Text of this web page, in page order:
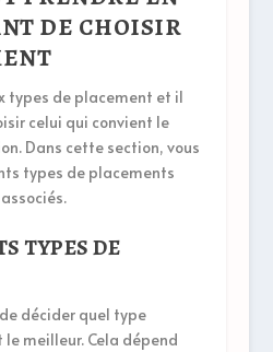
DE CHOISIR
types de placement et il
celui qui convient le
Dans cette section, vous
types de placements
associés.
TYPES DE
décider quel type
meilleur. Cela dépend